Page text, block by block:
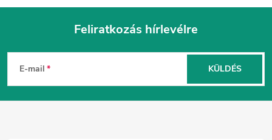
b
l
Feliratkozás hírlevélre
E-mail KÜLDÉS